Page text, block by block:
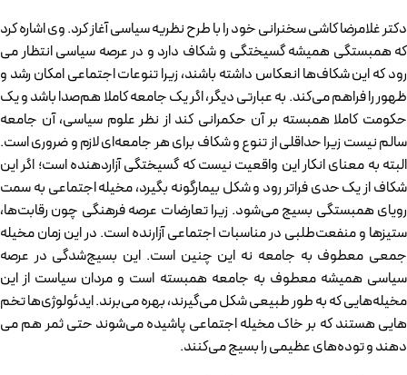
دکتر غلامرضا کاشی سخنرانی خود را با طرح نظریه سیاسی آغاز کرد. وی اشاره کرد
که همبستگی همیشه گسیختگی و شکاف دارد و در عرصه سیاسی انتظار می­‌
رود که این شکاف‌­ها انعکاس داشته باشند، زیرا تنوعات اجتماعی امکان رشد و
ظهور را فراهم می‌کند. به عبارتی دیگر، اگر یک جامعه کاملا هم‌صدا باشد و یک
حکومت کاملا همبسته بر آن حکمرانی کند از نظر علوم سیاسی، آن جامعه
سالم نیست زیرا حداقلی از تنوع و شکاف برای هر جامعه‌­ای لازم و ضروری است.
البته به معنای انکار این واقعیت نیست که گسیختگی آزاردهنده است؛ اگر این
شکاف از یک حدی فراتر رود و شکل بیمارگونه بگیرد، مخیله اجتماعی به سمت
رویای همبستگی بسیج می‌­شود. زیرا تعارضات عرصه فرهنگی چون رقابت‌ها،
ستیزها و منفعت‌طلبی در مناسبات اجتماعی آزارنده است. در این زمان مخیله
جمعی معطوف به جامعه نه این چنین است. این بسیج­‌شدگی در عرصه
سیاسی همیشه معطوف به جامعه همبسته است و مردان سیاست از این
مخیله‌هایی که به طور طبیعی شکل می‌­گیرند، بهره می‌­برند. ایدئولوژی‌­ها تخم­‌
هایی هستند که بر خاک مخیله اجتماعی پاشیده می‌­شوند حتی ثمر هم می­‌
دهند و توده‌­های عظیمی را بسیج می­‌کنند.